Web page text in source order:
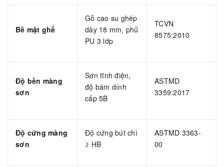
Bề mặt ghế
Gỗ cao su ghép
dày 18 mm, phủ
PU 3 lớp
TCVN
8575:2010
Độ bền màng
sơn
Sơn tĩnh điện,
độ bám dính
cấp 5B
ASTMD
3359:2017
Độ cứng màng
sơn
Độ cứng bút chì
≥ HB
ASTMD 3363-
00